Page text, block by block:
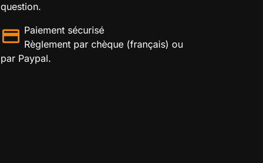
question.
Paiement sécurisé
Règlement par chèque (français) ou
par Paypal.